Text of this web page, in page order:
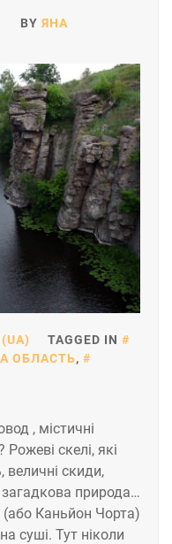
BY ЯНА
TAGGED IN
ОБЛАСТЬ,
, містичні
скелі, які
величні скиди,
загадкова природа…
Каньйон Чорта)
суші. Тут ніколи